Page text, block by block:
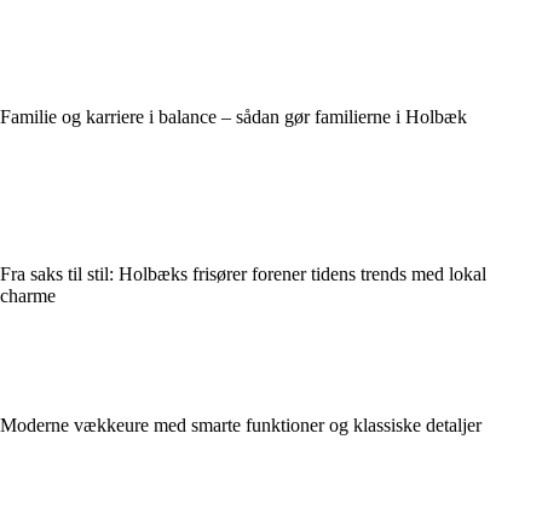
Familie og karriere i balance – sådan gør familierne i Holbæk
Fra saks til stil: Holbæks frisører forener tidens trends med lokal
charme
Moderne vækkeure med smarte funktioner og klassiske detaljer